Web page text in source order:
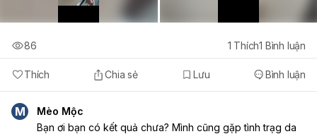
Thích Chia sẻ Lưu Bình luận
86 1 Thích1 Bình luận
M
Mèo Mộc
Bạn ơi bạn có kết quả chưa? Mình cũng gặp tình trạg da